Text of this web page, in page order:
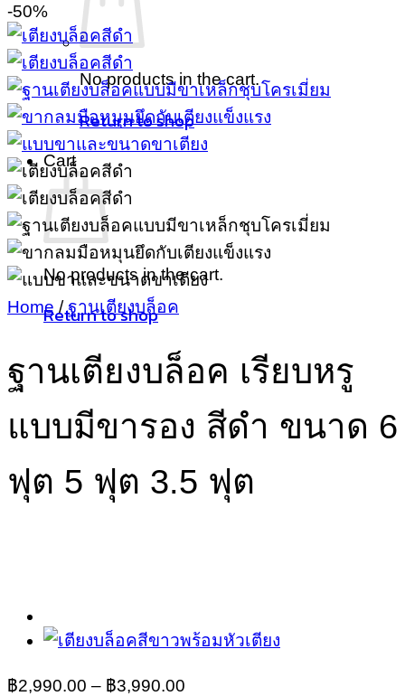
No products in the cart.
Return to shop
Cart
No products in the cart.
Return to shop
-50%
Home / ฐานเตียงบล็อค
ฐานเตียงบล็อค เรียบหรู
แบบมีขารอง สีดำ ขนาด 6
ฟุต 5 ฟุต 3.5 ฟุต
฿2,990.00 – ฿3,990.00